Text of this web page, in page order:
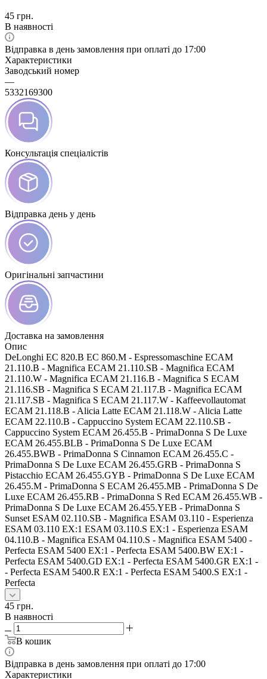
45 грн.
В наявності
Відправка в день замовлення при оплаті до 17:00
Характеристики
Заводський номер
—
5332169300
Консультація спеціалістів
Відправка день у день
Оригінальні запчастини
Доставка на замовлення
Опис
DeLonghi EC 820.B EC 860.M - Espressomaschine ECAM
21.110.B - Magnifica ECAM 21.110.SB - Magnifica ECAM
21.110.W - Magnifica ECAM 21.116.B - Magnifica S ECAM
21.116.SB - Magnifica S ECAM 21.117.B - Magnifica ECAM
21.117.SB - Magnifica S ECAM 21.117.W - Kaffeevollautomat
ECAM 21.118.B - Alicia Latte ECAM 21.118.W - Alicia Latte
ECAM 22.110.B - Cappuccino System ECAM 22.110.SB -
Cappuccino System ECAM 26.455.B - PrimaDonna S De Luxe
ECAM 26.455.BLB - PrimaDonna S De Luxe ECAM
26.455.BWB - PrimaDonna S Cinnamon ECAM 26.455.C -
PrimaDonna S De Luxe ECAM 26.455.GRB - PrimaDonna S
Pistacchio ECAM 26.455.GYB - PrimaDonna S De Luxe ECAM
26.455.M - PrimaDonna S ECAM 26.455.MB - PrimaDonna S De
Luxe ECAM 26.455.RB - PrimaDonna S Red ECAM 26.455.WB -
PrimaDonna S De Luxe ECAM 26.455.YEB - PrimaDonna S
Sunset ESAM 02.110.SB - Magnifica ESAM 03.110 - Esperienza
ESAM 03.110 EX:1 ESAM 03.110.S EX:1 - Esperienza ESAM
04.110.B - Magnifica ESAM 04.110.S - Magnifica ESAM 5400 -
Perfecta ESAM 5400 EX:1 - Perfecta ESAM 5400.BW EX:1 -
Perfecta ESAM 5400.GD EX:1 - Perfecta ESAM 5400.GR EX:1 -
- Perfecta ESAM 5400.R EX:1 - Perfecta ESAM 5400.S EX:1 -
Perfecta
45 грн.
В наявності
В кошик
Відправка в день замовлення при оплаті до 17:00
Характеристики